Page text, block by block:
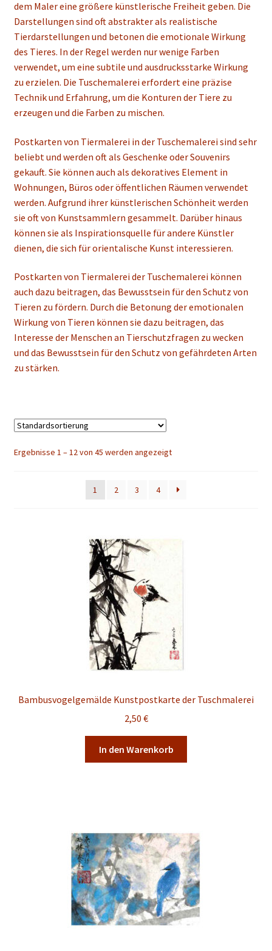
Konto Login
dem Maler eine größere künstlerische Freiheit geben. Die
Darstellungen sind oft abstrakter als realistische
Tierdarstellungen und betonen die emotionale Wirkung
des Tieres. In der Regel werden nur wenige Farben
verwendet, um eine subtile und ausdrucksstarke Wirkung
zu erzielen. Die Tuschemalerei erfordert eine präzise
Technik und Erfahrung, um die Konturen der Tiere zu
erzeugen und die Farben zu mischen.
Postkarten von Tiermalerei in der Tuschemalerei sind sehr
beliebt und werden oft als Geschenke oder Souvenirs
gekauft. Sie können auch als dekoratives Element in
Wohnungen, Büros oder öffentlichen Räumen verwendet
werden. Aufgrund ihrer künstlerischen Schönheit werden
sie oft von Kunstsammlern gesammelt. Darüber hinaus
können sie als Inspirationsquelle für andere Künstler
dienen, die sich für orientalische Kunst interessieren.
Postkarten von Tiermalerei der Tuschemalerei können
auch dazu beitragen, das Bewusstsein für den Schutz von
Tieren zu fördern. Durch die Betonung der emotionalen
Wirkung von Tieren können sie dazu beitragen, das
Interesse der Menschen an Tierschutzfragen zu wecken
und das Bewusstsein für den Schutz von gefährdeten Arten
zu stärken.
Ergebnisse 1 – 12 von 45 werden angezeigt
1 2 3 4
Bambusvogelgemälde Kunstpostkarte der Tuschmalerei
2,50 €
In den Warenkorb